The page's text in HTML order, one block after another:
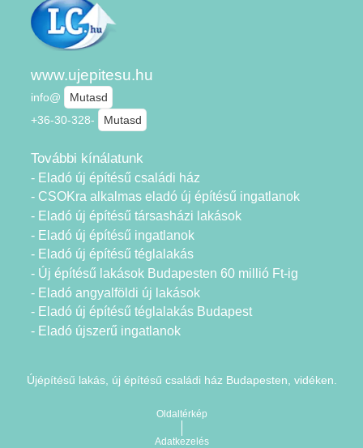
www.ujepitesu.hu
info@
Mutasd
+36-30-328-
Mutasd
További kínálatunk
- Eladó új építésű családi ház
- CSOKra alkalmas eladó új építésű ingatlanok
- Eladó új építésű társasházi lakások
- Eladó új építésű ingatlanok
- Eladó új építésű téglalakás
- Új építésű lakások Budapesten 60 millió Ft-ig
- Eladó angyalföldi új lakások
- Eladó új építésű téglalakás Budapest
- Eladó újszerű ingatlanok
Újépítésű lakás, új építésű családi ház Budapesten, vidéken.
Oldaltérkép
Adatkezelés